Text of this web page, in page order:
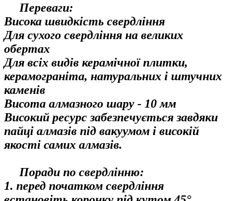
Переваги:
Висока швидкість свердління
Для сухого свердління на великих
обертах
Для всіх видів керамічної плитки,
керамограніта, натуральних і штучних
каменів
Висота алмазного шару - 10 мм
Високий ресурс забезпечується завдяки
пайці алмазів під вакуумом і високій
якості самих алмазів.
Поради по свердлінню:
1. перед початком свердління